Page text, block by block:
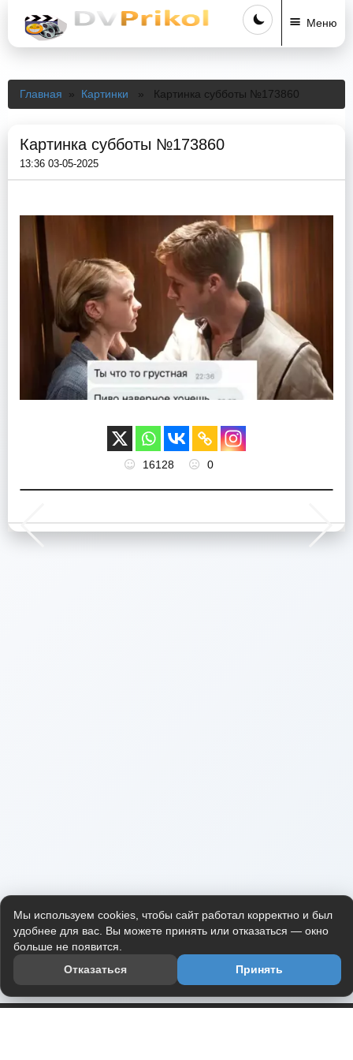
Меню
Главная » Картинки » Картинка субботы №173860
Картинка субботы №173860
13:36 03-05-2025
16128 0
Мы используем cookies, чтобы сайт работал корректно и был
удобнее для вас. Вы можете принять или отказаться — окно
больше не появится.
Отказаться
Принять